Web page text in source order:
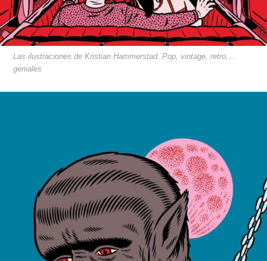
Las ilustraciones de Kristian Hammerstad. Pop, vintage, retro,…
geniales